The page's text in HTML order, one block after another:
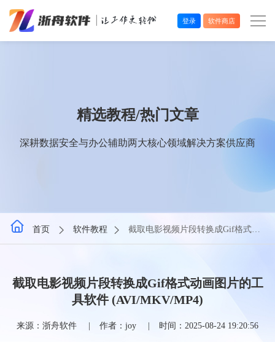
登录 软件商店
精选教程/热门文章
深耕数据安全与办公辅助两大核心领域解决方案供应商
首页 软件教程 截取电影视频片段转换成Gif格式动
截取电影视频片段转换成Gif格式动画图片的工
具软件 (AVI/MKV/MP4)
来源：浙舟软件 作者：joy 时间：2025-08-24 19:20:56